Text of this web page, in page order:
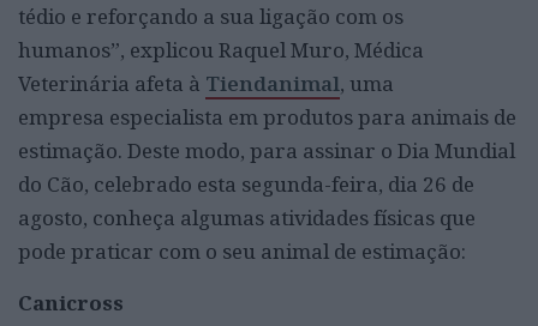
tédio e reforçando a sua ligação com os
humanos”, explicou Raquel Muro, Médica
Veterinária afeta à Tiendanimal, uma
empresa especialista em produtos para animais de
estimação. Deste modo, para assinar o Dia Mundial
do Cão, celebrado esta segunda-feira, dia 26 de
agosto, conheça algumas atividades físicas que
pode praticar com o seu animal de estimação:
Canicross